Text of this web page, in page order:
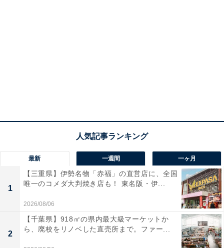
最新 一週間 一ヶ月
1
【三重県】伊勢名物「赤福」の直営店に、全国
唯一のコメダ大判焼き店も！ 東名阪・伊...
2026/08/06
2
【千葉県】918㎡の県内最大級マーケットか
ら、廃校をリノベした直売所まで。ファー...